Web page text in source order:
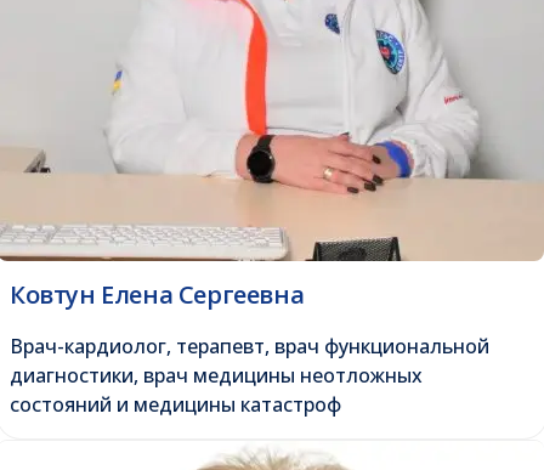
Ковтун Елена Сергеевна
Врач-кардиолог, терапевт, врач функциональной
диагностики, врач медицины неотложных
состояний и медицины катастроф